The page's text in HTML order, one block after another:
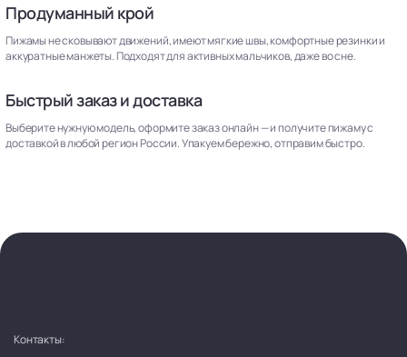
Продуманный крой
Пижамы не сковывают движений, имеют мягкие швы, комфортные резинки и
аккуратные манжеты. Подходят для активных мальчиков, даже во сне.
Быстрый заказ и доставка
Выберите нужную модель, оформите заказ онлайн — и получите пижаму с
доставкой в любой регион России. Упакуем бережно, отправим быстро.
Контакты: